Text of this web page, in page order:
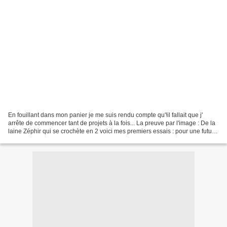
En fouillant dans mon panier je me suis rendu compte qu'!il fallait que j'
arrête de commencer tant de projets à la fois... La preuve par l'image : De la
laine Zéphir qui se crochète en 2 voici mes premiers essais : pour une futur